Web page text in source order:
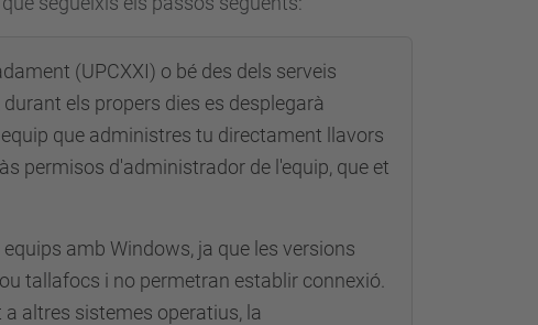
(UPCXXI) o bé des dels serveis
els propers dies es desplegarà
que administres tu directament llavors
permisos d'administrador de l'equip, que et
amb Windows, ja que les versions
tallafocs i no permetran establir connexió.
altres sistemes operatius, la